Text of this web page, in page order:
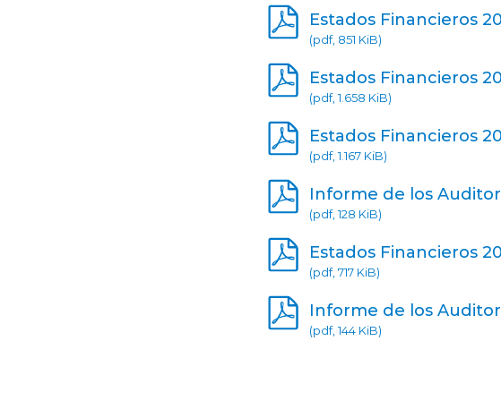
Estados Financieros
(pdf, 851 KiB)
Estados Financieros
(pdf, 1.658 KiB)
Estados Financieros
(pdf, 1.167 KiB)
Informe de los
(pdf, 128 KiB)
Estados Financieros
(pdf, 717 KiB)
Informe de los
(pdf, 144 KiB)